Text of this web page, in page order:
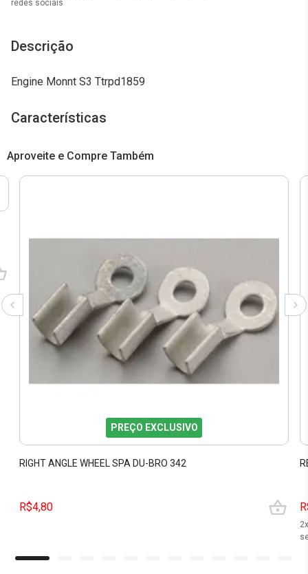
redes sociais
Descrição
Engine Monnt S3 Ttrpd1859
Características
Aproveite e Compre Também
PREÇO EXCLUSIVO
RIGHT ANGLE WHEEL SPA DU-BRO 342
R$4,80
2